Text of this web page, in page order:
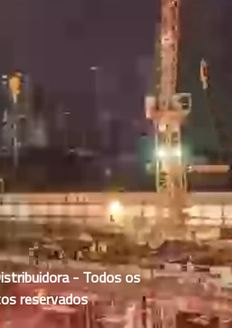
- Todos os
reservados